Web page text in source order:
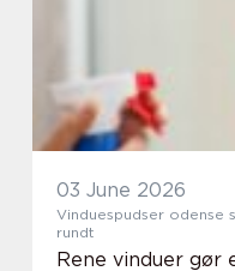
03 June 2026
Vinduespudser odense sådan får du rene ruder året
rundt
Rene vinduer gør